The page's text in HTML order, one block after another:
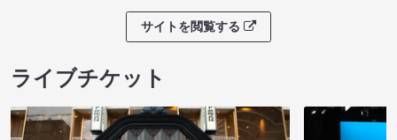
サイトを閲覧する
ライブチケット